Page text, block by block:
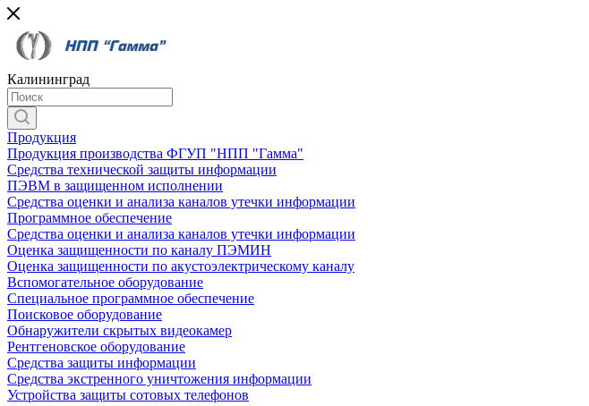
Калининград
Продукция
Продукция производства ФГУП "НПП "Гамма"
Средства технической защиты информации
ПЭВМ в защищенном исполнении
Средства оценки и анализа каналов утечки информации
Программное обеспечение
Средства оценки и анализа каналов утечки информации
Оценка защищенности по каналу ПЭМИН
Оценка защищенности по акустоэлектрическому каналу
Вспомогательное оборудование
Специальное программное обеспечение
Поисковое оборудование
Обнаружители скрытых видеокамер
Рентгеновское оборудование
Средства защиты информации
Средства экстренного уничтожения информации
Устройства защиты сотовых телефонов